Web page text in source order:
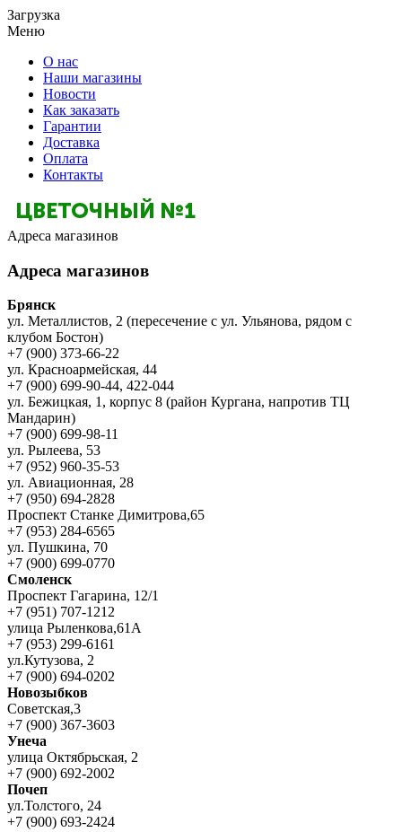
Загрузка
Меню
О нас
Наши магазины
Новости
Как заказать
Гарантии
Доставка
Оплата
Контакты
Адреса магазинов
Адреса магазинов
Брянск
ул. Металлистов, 2 (пересечение с ул. Ульянова, рядом с
клубом Бостон)
+7 (900) 373-66-22
ул. Красноармейская, 44
+7 (900) 699-90-44, 422-044
ул. Бежицкая, 1, корпус 8 (район Кургана, напротив ТЦ
Мандарин)
+7 (900) 699-98-11
ул. Рылеева, 53
+7 (952) 960-35-53
ул. Авиационная, 28
+7 (950) 694-2828
Проспект Станке Димитрова,65
+7 (953) 284-6565
ул. Пушкина, 70
+7 (900) 699-0770
Смоленск
Проспект Гагарина, 12/1
+7 (951) 707-1212
улица Рыленкова,61А
+7 (953) 299-6161
ул.Кутузова, 2
+7 (900) 694-0202
Новозыбков
Советская,3
+7 (900) 367-3603
Унеча
улица Октябрьская, 2
+7 (900) 692-2002
Почеп
ул.Толстого, 24
+7 (900) 693-2424